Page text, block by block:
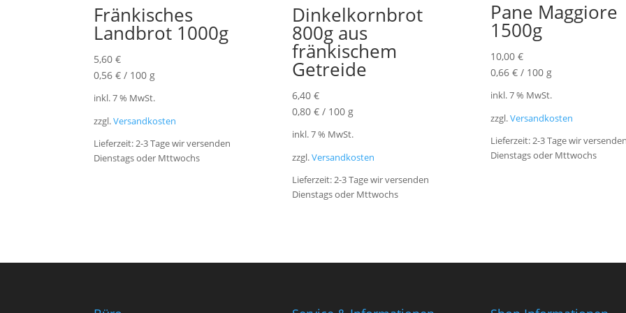
Fränkisches
Landbrot 1000g
5,60€
0,56€ / 100 g
inkl. 7 % MwSt.
zzgl.Versandkosten
Lieferzeit:2-3 Tage wir versenden
Dienstags oder Mttwochs
Dinkelkornbrot
800g aus
fränkischem
Getreide
6,40 €
0,80 €/ 100 g
inkl. 7 % MwSt.
zzgl.Versandkosten
Lieferzeit:2-3 Tage wir versenden
Dienstags oder Mttwochs
Pane Maggiore
1500g
10,00 €
0,66 €/ 100 g
inkl. 7 % MwSt.
zzgl.Versandkosten
Lieferzeit:2-3 Tage wir
Dienstags oder Mttwochs